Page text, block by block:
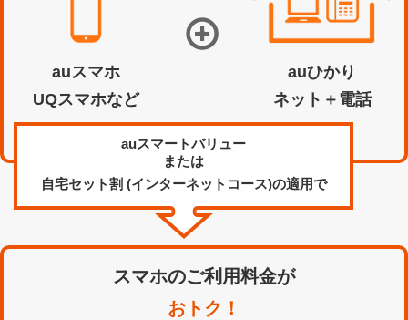
auスマホ
UQスマホなど
auひかり
ネット＋電話
auスマートバリュー
または
自宅セット割 (インターネットコース)の適用で
スマホのご利用料金が
おトク！